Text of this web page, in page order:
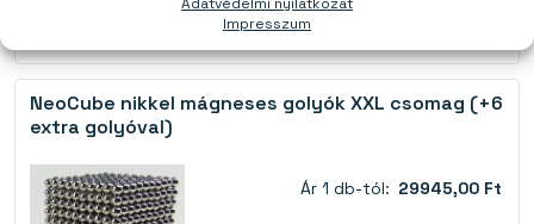
Impresszum
Több, mint 10 készleten
NeoCube nikkel mágneses golyók XXL csomag (+6
extra golyóval)
Ár 1 db-tól: 29945,00 Ft